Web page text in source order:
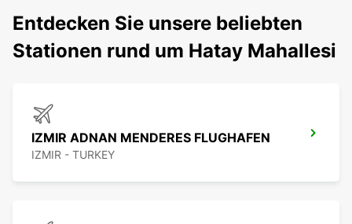
Entdecken Sie unsere beliebten
Stationen rund um Hatay Mahallesi
IZMIR ADNAN MENDERES FLUGHAFEN
IZMIR - TURKEY